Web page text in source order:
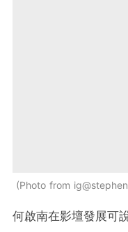
Photo from
何啟南在影壇發展可